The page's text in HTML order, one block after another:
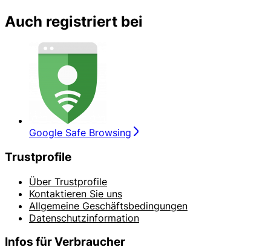
Auch registriert bei
Google Safe Browsing
Trustprofile
Über Trustprofile
Kontaktieren Sie uns
Allgemeine Geschäftsbedingungen
Datenschutzinformation
Infos für Verbraucher